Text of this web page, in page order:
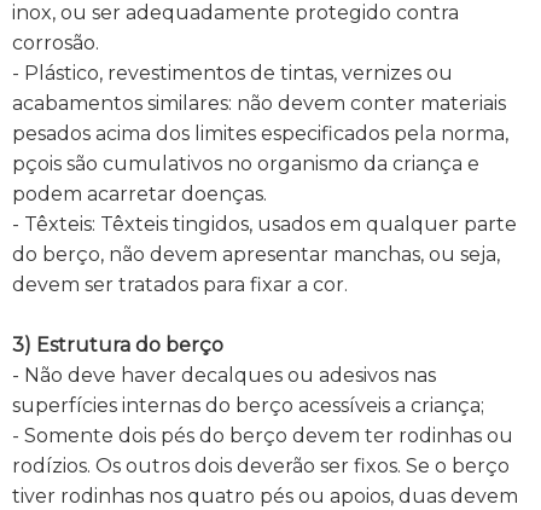
inox, ou ser adequadamente protegido contra
corrosão.
- Plástico, revestimentos de tintas, vernizes ou
acabamentos similares: não devem conter materiais
pesados acima dos limites especificados pela norma,
pçois são cumulativos no organismo da criança e
podem acarretar doenças.
- Têxteis: Têxteis tingidos, usados em qualquer parte
do berço, não devem apresentar manchas, ou seja,
devem ser tratados para fixar a cor.
3) Estrutura do berço
- Não deve haver decalques ou adesivos nas
superfícies internas do berço acessíveis a criança;
- Somente dois pés do berço devem ter rodinhas ou
rodízios. Os outros dois deverão ser fixos. Se o berço
tiver rodinhas nos quatro pés ou apoios, duas devem